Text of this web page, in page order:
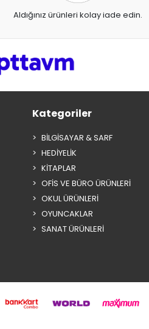
Aldığınız ürünleri kolay iade edin.
Kategoriler
BİLGİSAYAR & SARF
HEDİYELİK
KİTAPLAR
OFİS VE BÜRO ÜRÜNLERİ
OKUL ÜRÜNLERİ
OYUNCAKLAR
SANAT ÜRÜNLERİ